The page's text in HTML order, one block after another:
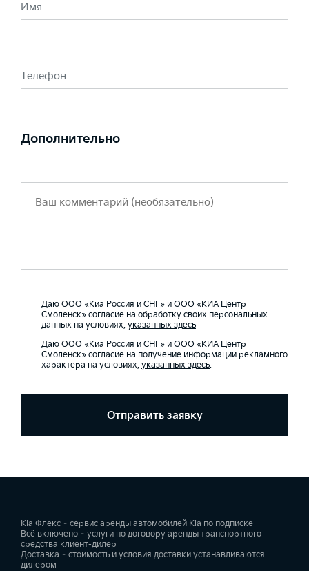
Имя
Телефон
Дополнительно
Даю ООО «Киа Россия и СНГ» и ООО «КИА Центр
Смоленск» согласие на обработку своих персональных
данных на условиях, указанных здесь
Даю ООО «Киа Россия и СНГ» и ООО «КИА Центр
Смоленск» согласие на получение информации рекламного
характера на условиях, указанных здесь.
Отправить заявку
Kia Флекс – сервис аренды автомобилей Kia по подписке
Всё включено – услуги по договору аренды транспортного
средства клиент-дилер
Доставка – стоимость и условия доставки устанавливаются
дилером